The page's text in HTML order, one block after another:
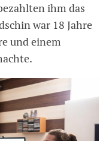
ihm das
war 18 Jahre
und einem